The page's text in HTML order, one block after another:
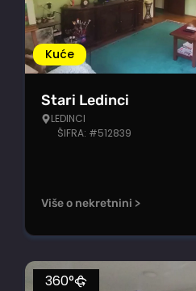
Kuće
Stari Ledinci
LEDINCI
ŠIFRA: #512839
Više o nekretnini >
360°